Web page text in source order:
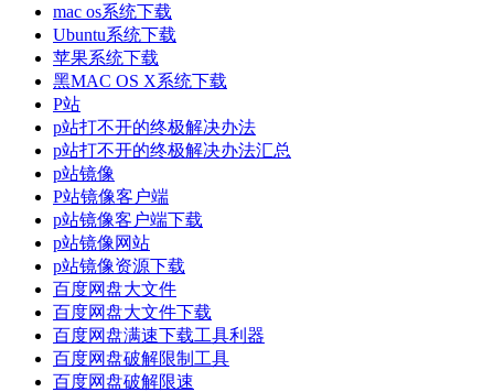
mac os系统下载
Ubuntu系统下载
苹果系统下载
黑MAC OS X系统下载
P站
p站打不开的终极解决办法
p站打不开的终极解决办法汇总
p站镜像
P站镜像客户端
p站镜像客户端下载
p站镜像网站
p站镜像资源下载
百度网盘大文件
百度网盘大文件下载
百度网盘满速下载工具利器
百度网盘破解限制工具
百度网盘破解限速